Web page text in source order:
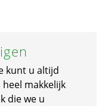
kunt u altijd
makkelijk
die we u